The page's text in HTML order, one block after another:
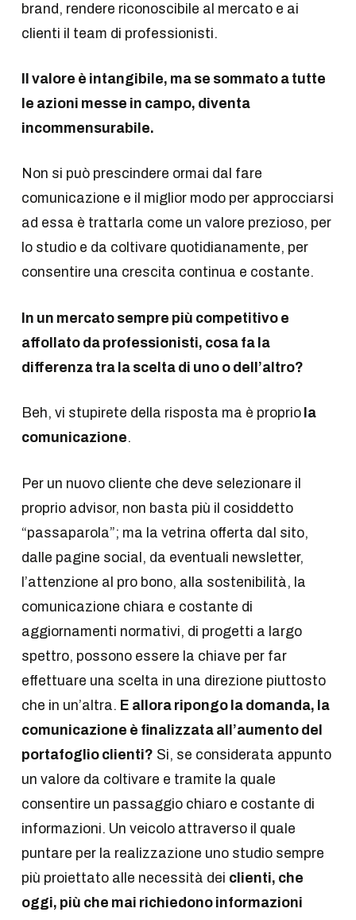
brand, rendere riconoscibile al mercato e ai
clienti il team di professionisti.
Il valore è intangibile, ma se sommato a tutte
le azioni messe in campo, diventa
incommensurabile.
Non si può prescindere ormai dal fare
comunicazione e il miglior modo per approcciarsi
ad essa è trattarla come un valore prezioso, per
lo studio e da coltivare quotidianamente, per
consentire una crescita continua e costante.
In un mercato sempre più competitivo e
affollato da professionisti, cosa fa la
differenza tra la scelta di uno o dell’altro?
Beh, vi stupirete della risposta ma è propriola
comunicazione.
Per un nuovo cliente che deve selezionare il
proprio advisor, non basta più il cosiddetto
“passaparola”; ma la vetrina offerta dal sito,
dalle pagine social, da eventuali newsletter,
l’attenzione al pro bono, alla sostenibilità, la
comunicazione chiara e costante di
aggiornamenti normativi, di progetti a largo
spettro, possono essere la chiave per far
effettuare una scelta in una direzione piuttosto
che in un’altra. E allora ripongo la domanda, la
comunicazione è finalizzata all’aumento del
portafoglio clienti? Si, se considerata appunto
un valore da coltivare e tramite la quale
consentire un passaggio chiaro e costante di
informazioni. Un veicolo attraverso il quale
puntare per la realizzazione uno studio sempre
più proiettato alle necessità dei clienti, che
oggi, più che mai richiedono informazioni